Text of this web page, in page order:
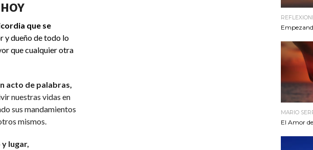
que se
y dueño de todo lo
que cualquier otra
acto de palabras,
nuestras vidas en
sus mandamientos
mismos.
lugar,
MARIO
El Amor